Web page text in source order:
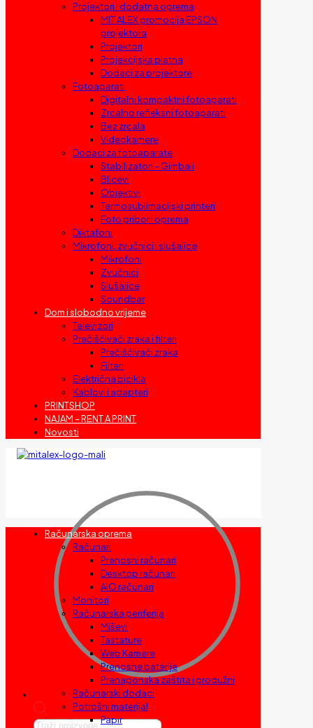
Projektori i dodatna oprema
MIT ALEX promocija EPSON
projektora
Projektori
Projekcijska platna
Dodaci za projektore
Fotoaparati
Digitalni kompaktni fotoaparati
Zrcalno refleksni fotoaparati
Bez zrcala
Videokamere
Dodaci za fotoaparate
Stabilizatori – Gimbali
Blicevi
Objektivi
Termosublimacijski printeri
Foto pribor i oprema
Diktafoni
Mikrofoni, zvučnici i slušalice
Mikrofoni
Zvučnici
Slušalice
Soundbar
Dom i slobodno vrijeme
Televizori
Prečišćivači zraka i filteri
Prečišćivači zraka
Filteri
Električna bicikla
Kablovi i adapteri
PRINTSHOP
NAJAM – RENT A PRINT
Novosti
Products
Računarska oprema
Računari
Prenosni računari
Desktop računari
AIO računari
Monitori
Računarska periferija
Miševi
Tastature
Web Kamere
Prenosne baterije
Prenaponska zaštita i produžni
Računarski dodaci
Potrošni materijal
Papir